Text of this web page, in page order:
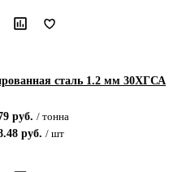
сталь 1.2 мм 30ХГСА
руб. / тонна
руб. / шт